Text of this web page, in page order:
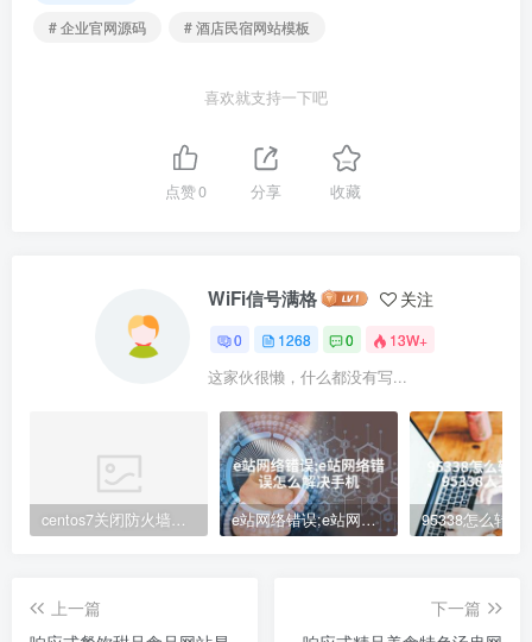
# 企业官网源码
# 酒店民宿网站模板
喜欢就支持一下吧
点赞0 分享 收藏
WiFi信号满格 关注
0 1268 0 13W+
这家伙很懒，什么都没有写...
centos7关闭防火墙命令(Centos7防火墙关闭步骤解析) e站网络错误;e站网络错误怎么解决手机
上一篇
下一篇